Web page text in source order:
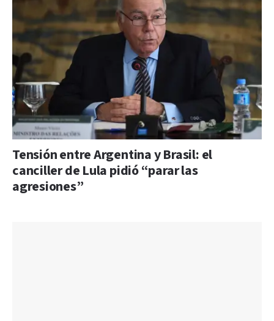
Tensión entre Argentina y Brasil: el
canciller de Lula pidió “parar las
agresiones”